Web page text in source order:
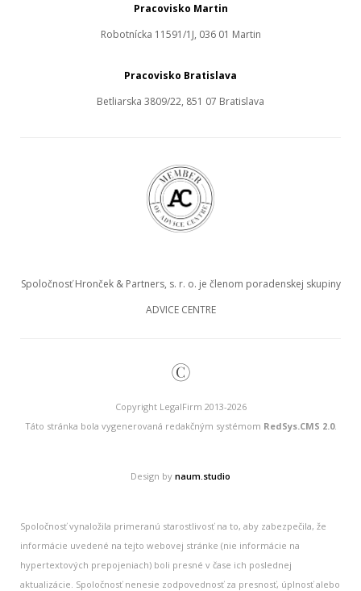
Pracovisko Martin
Robotnícka 11591/1J, 036 01 Martin
Pracovisko Bratislava
Betliarska 3809/22, 851 07 Bratislava
Spoločnosť Hronček & Partners, s. r. o. je členom poradenskej skupiny
ADVICE CENTRE
©
Copyright LegalFirm 2013-2026
Táto stránka bola vygenerovaná redakčným systémom RedSys.CMS 2.0.
Design by naum.studio
Spoločnosť vynaložila primeranú starostlivosť na to, aby zabezpečila, že
informácie uvedené na tejto webovej stránke (nie informácie na
hypertextových prepojeniach) boli presné v čase ich poslednej
aktualizácie. Spoločnosť nenesie zodpovednosť za presnosť, úplnosť alebo